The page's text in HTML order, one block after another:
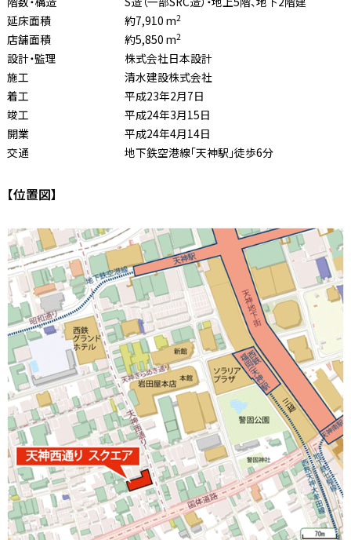
延床面積
約7,910 m2
店舗面積 約5,850 m2
設計・監理
株式会社日本設計
施工
清水建設株式会社
着工
平成23年2月7日
竣工
平成24年3月15日
開業
平成24年4月14日
交通
地下鉄空港線「天神駅」徒歩6分
【位置図】